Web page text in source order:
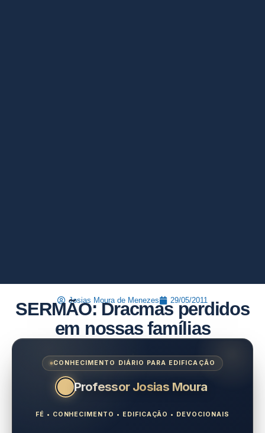
Josias Moura de Menezes 29/05/2011
SERMÃO: Dracmas perdidos
em nossas famílias
CONHECIMENTO DIÁRIO PARA EDIFICAÇÃO
Professor Josias Moura
FÉ • CONHECIMENTO • EDIFICAÇÃO • DEVOCIONAIS